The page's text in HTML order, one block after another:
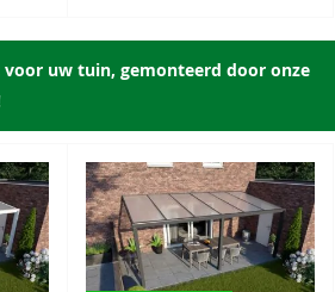
voor uw tuin, gemonteerd door onze